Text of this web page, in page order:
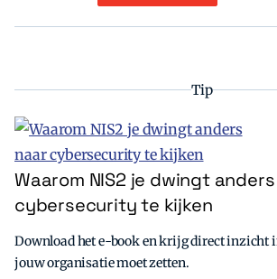
Tip
Waarom NIS2 je dwingt
cybersecurity te kijken
Download het e-book en krijg direct inzicht
jouw organisatie moet zetten.